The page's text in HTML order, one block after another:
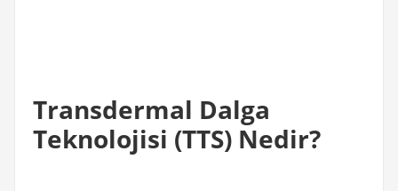
Transdermal Dalga
Teknolojisi (TTS) Nedir?